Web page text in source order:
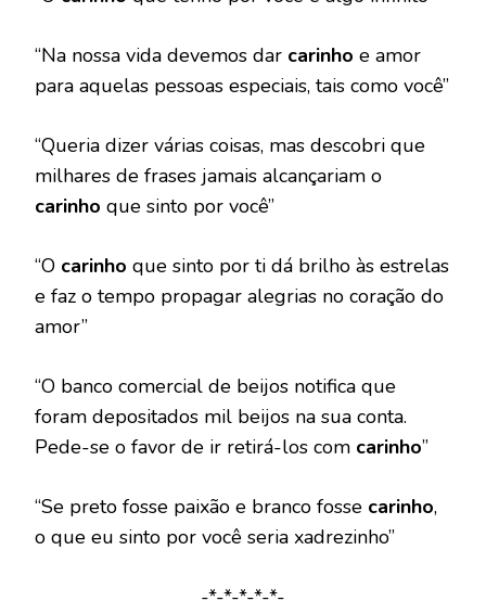
“Na nossa vida devemos dar carinho e amor
para aquelas pessoas especiais, tais como você”
“Queria dizer várias coisas, mas descobri que
milhares de frases jamais alcançariam o
carinho que sinto por você”
“O carinho que sinto por ti dá brilho às estrelas
e faz o tempo propagar alegrias no coração do
amor”
“O banco comercial de beijos notifica que
foram depositados mil beijos na sua conta.
Pede-se o favor de ir retirá-los com carinho”
“Se preto fosse paixão e branco fosse carinho,
o que eu sinto por você seria xadrezinho”